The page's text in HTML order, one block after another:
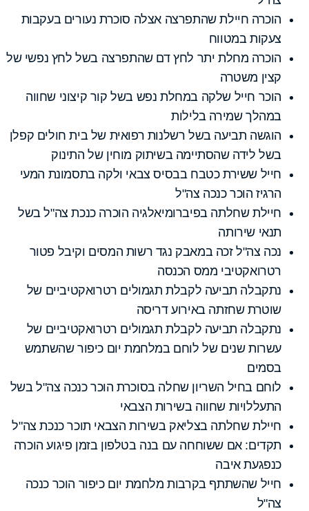
הוכרה חיילת שהתפרצה אצלה סוכרת נעורים בעקבות
צעקות במטווח
הוכרה מחלת יתר לחץ דם שהתפרצה בשל לחץ נפשי של
קצין משטרה
הוכר חייל שלקה במחלת נפש בשל קור קיצוני שחווה
במהלך שמירה בלילות
הוגשה תביעה בשל רשלנות רפואית של בית חולים קפלן
בשל לידה שהסתיימה בשיתוק מוחין של התינוק
חייל ששירת כטבח בבסיס צבאי ולקה בתסמונת המעי
הרגיז הוכר כנכה צה"ל
חיילת שחלתה בפיברומיאלגיה הוכרה כנכת צה"ל בשל
תנאי שירותה
נכה צה"ל זכה במאבק נגד רשות המסים וקיבל פטור
רטרואקטיבי ממס הכנסה
נתקבלה תביעה לקבלת תגמולים רטרואקטיביים של
שוטרת שחזתה באירוע דריסה
נתקבלה תביעה לקבלת תגמולים רטרואקטיביים של
עשרות שנים של לוחם במלחמת יום כיפור שהשתמש
בסמים
לוחם בחיל השריון שחלה בסוכרת הוכר כנכה צה"ל בשל
התעללויות שחווה בשירות הצבאי
חיילת שחלתה בצליאק בשירות הצבאי תוכר כנכת צה"ל
תקדים: אם ששוחחה עם בנה בטלפון בזמן פיגוע הוכרה
כנפגעת איבה
חייל שהשתתף בקרבות מלחמת יום כיפור הוכר כנכה
צה"ל